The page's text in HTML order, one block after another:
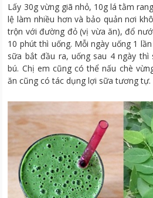
Lấy 30g vừng giã nhỏ, 10g lá tằm
lệ làm nhiều hơn và bảo quản nơi
trộn với đường đỏ (vị vừa ăn), đổ
10 phút thì uống. Mỗi ngày uống 1
sữa bắt đầu ra, uống sau 4 ngày
bú. Chị em cũng có thể nấu chè
ăn cũng có tác dụng lợi sữa tương tự.